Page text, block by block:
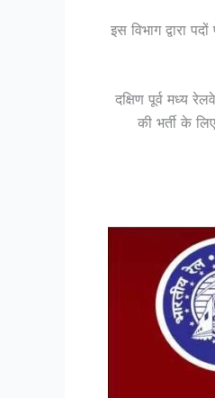
इस विभाग द्वारा
दक्षिण पूर्व मध्य
की भर्ती के